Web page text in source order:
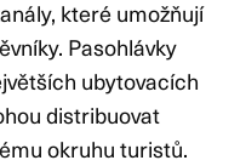
které umožňují
Pasohlávky
ubytovacích
distribuovat
okruhu turistů.